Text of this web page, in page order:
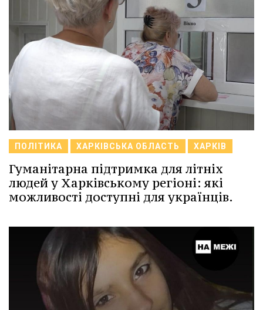
ПОЛІТИКА ХАРКІВСЬКА ОБЛАСТЬ ХАРКІВ
Гуманітарна підтримка для літніх
людей у Харківському регіоні: які
можливості доступні для українців.